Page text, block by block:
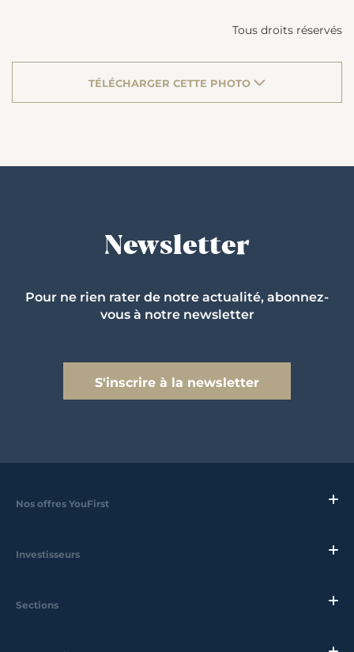
Tous droits réservés
TÉLÉCHARGER CETTE PHOTO
Newsletter
Pour ne rien rater de notre actualité, abonnez-
vous à notre newsletter
S'inscrire à la newsletter
Nos offres YouFirst
Investisseurs
Sections